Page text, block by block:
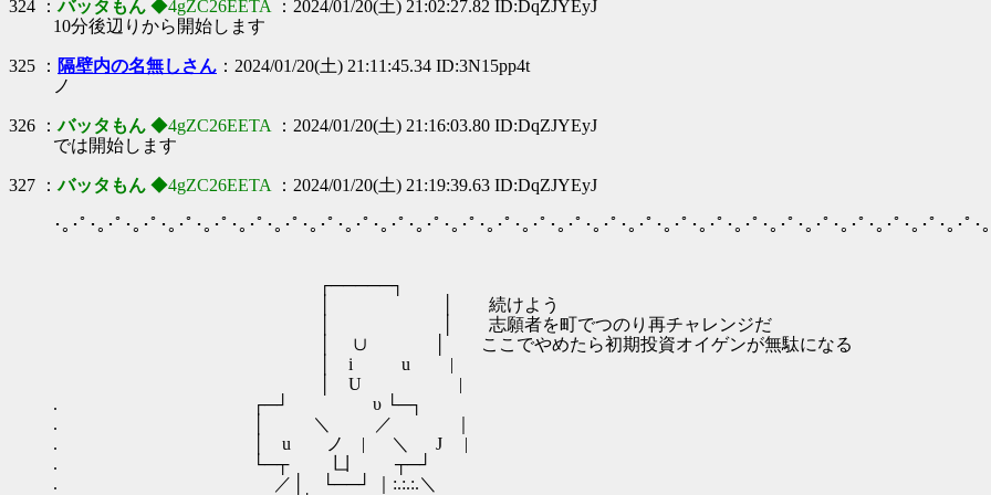
324 ：バッタもん ◆4gZC26EETA ：2024/01/20(土) 21:02:27.82 ID:DqZJYEyJ
10分後辺りから開始します
325 ： 隔壁内の名無しさん ：2024/01/20(土) 21:11:45.34 ID:3N15pp4t
ノ
326 ：バッタもん ◆4gZC26EETA ：2024/01/20(土) 21:16:03.80 ID:DqZJYEyJ
では開始します
327 ：バッタもん ◆4gZC26EETA ：2024/01/20(土) 21:19:39.63 ID:DqZJYEyJ
･｡･ﾟ･｡･ﾟ･｡･ﾟ･｡･ﾟ･｡･ﾟ･｡･ﾟ･｡･ﾟ･｡･ﾟ･｡･ﾟ･｡･ﾟ･｡･ﾟ･｡･ﾟ･｡･ﾟ･｡･ﾟ･｡･ﾟ･｡･ﾟ･｡･ﾟ･｡･ﾟ･｡･ﾟ･｡･ﾟ･｡･ﾟ･｡･ﾟ･｡･ﾟ･｡･ﾟ･｡･ﾟ･｡･ﾟ･
┌─────┐
│ │ 続けよう
│ │ 志願者を町でつのり再チャレンジだ
│ ∪ │ ここでやめたら初期投資オイゲンが無駄になる
│ i u |
│ U |
. ┌─┘ υ └─┐
. │ ＼ ／ ｜
. │ u ノ | ＼ J |
. └─┬ 凵 ┬─┘
. ／│ └──┘ ｜:.:.:.＼